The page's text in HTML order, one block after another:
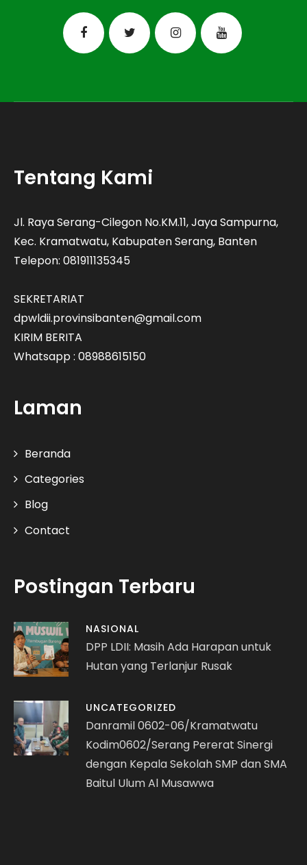
Tentang Kami
Jl. Raya Serang-Cilegon No.KM.11, Jaya Sampurna,
Kec. Kramatwatu, Kabupaten Serang, Banten
Telepon: 081911135345
SEKRETARIAT
dpwldii.provinsibanten@gmail.com
KIRIM BERITA
Whatsapp : 08988615150
Laman
Beranda
Categories
Blog
Contact
Postingan Terbaru
NASIONAL
DPP LDII: Masih Ada Harapan untuk
Hutan yang Terlanjur Rusak
UNCATEGORIZED
Danramil 0602-06/Kramatwatu
Kodim0602/Serang Pererat Sinergi
dengan Kepala Sekolah SMP dan SMA
Baitul Ulum Al Musawwa